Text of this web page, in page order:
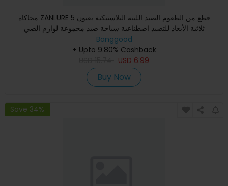
محاكاة ZANLURE 5 قطع من الطعوم الصيد اللينة البلاستيكية بعيون
ثلاثية الأبعاد للتصيد اصطناعية سباحة صيد مجموعة لوازم الصي
Banggood
+ Upto 9.80% Cashback
USD 6.99
Buy Now
Save 34%